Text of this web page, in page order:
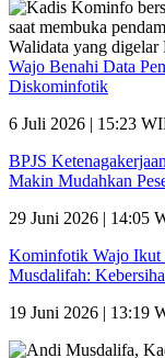
Wajo Benahi Data
Diskominfotik
6 Juli 2026 | 15:23
BPJS
Makin Mudahkan
29 Juni 2026 | 14:05
Kominfotik Wajo Ikut
Musdalifah:
19 Juni 2026 | 13:19